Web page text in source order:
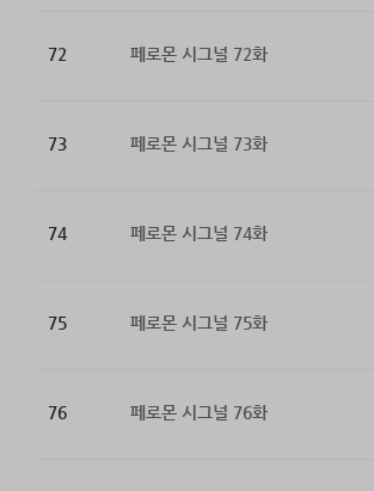
72 페로몬 시그널 72화
73 페로몬 시그널 73화
74 페로몬 시그널 74화
75 페로몬 시그널 75화
76 페로몬 시그널 76화